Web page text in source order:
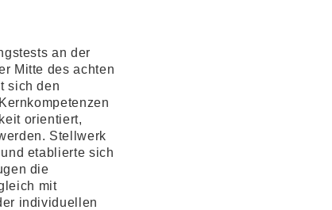
an der
Mitte des achten
sich den
orientiert,
Stellwerk
etablierte sich
die
mit
individuellen